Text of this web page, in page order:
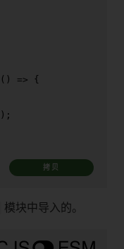
() => {
);
拷贝
模块中导入的。